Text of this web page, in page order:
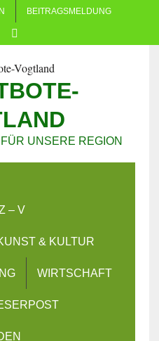
BEITRAGSMELDUNG
UNSERE REGION
– V
& KULTUR
WIRTSCHAFT